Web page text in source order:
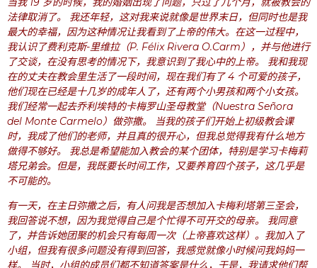
法律取消了。 我还年轻，这对我来说就像是世界末日，但同时也是我
最大的幸福，因为这种情况让我看到了上帝的伟大。在这一过程中，
我认识了费利克斯-里维拉（P. Félix Rivera O.Carm），并与他进行
了交谈，在没有思考的情况下，我意识到了我心中的上帝。 我和我现
在的丈夫在教会里生活了一段时间，现在我们有了 4 个可爱的孩子，
他们现在已经是十几岁的成年人了，还有两个小男孩和两个小女孩。
我们经常一起去乔利埃特的卡梅罗山圣母教堂（Nuestra Señora
del Monte Carmelo）做弥撒。 当我的孩子们开始上初级教会课
时，我成了他们的老师，并且真的很开心，但我总觉得我有什么地方
做得不够好。 我总是希望能加入教会的某个团体，特别是学习卡梅莉
塔兄弟会。但是，我既要长时间工作，又要养育四个孩子，这几乎是
不可能的。
有一天，在主日弥撒之后，有人问我是否想加入卡梅利塔第三圣会，
我回答说不想，因为我觉得自己是个忙得不可开交的母亲。 我同意
了，并告诉她团聚的机会只有每周一次（上帝喜欢这样）。我加入了
小组，但我有很多问题没有得到回答，我感觉就像小时候问我妈妈一
样。 当时，小组的成员们都不知道答案是什么，于是，我请求他们帮